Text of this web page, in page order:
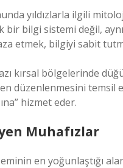
yıldızlarla ilgili
bir bilgi sistemi değil,
etmek, bilgiyi sabit
kırsal bölgelerinde
düzenlenmesini temsil
hizmet eder.
Muhafızlar
en yoğunlaştığı